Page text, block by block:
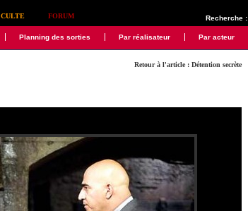
Recherche :
CULTE FORUM
Planning des sorties Par réalisateur Par acteur
Retour à l'article : Détention secrète